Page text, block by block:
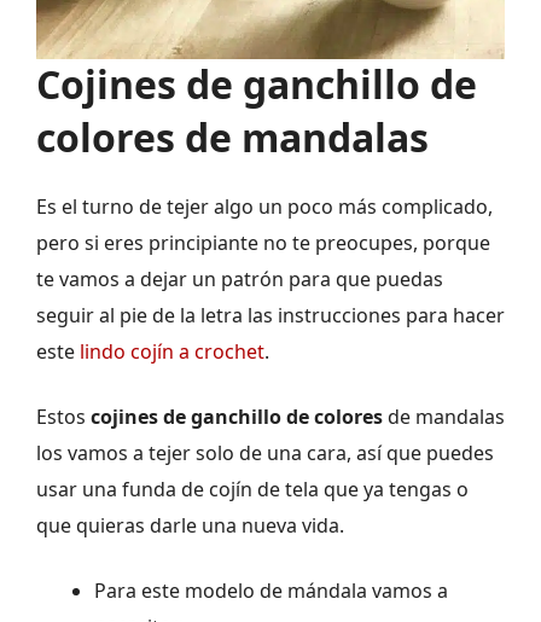
Cojines de ganchillo de
colores de mandalas
Es el turno de tejer algo un poco más complicado,
pero si eres principiante no te preocupes, porque
te vamos a dejar un patrón para que puedas
seguir al pie de la letra las instrucciones para hacer
este lindo cojín a crochet.
Estos cojines de ganchillo de coloresde mandalas
los vamos a tejer solo de una cara, así que puedes
usar una funda de cojín de tela que ya tengas o
que quieras darle una nueva vida.
Para este modelo de mándala vamos a